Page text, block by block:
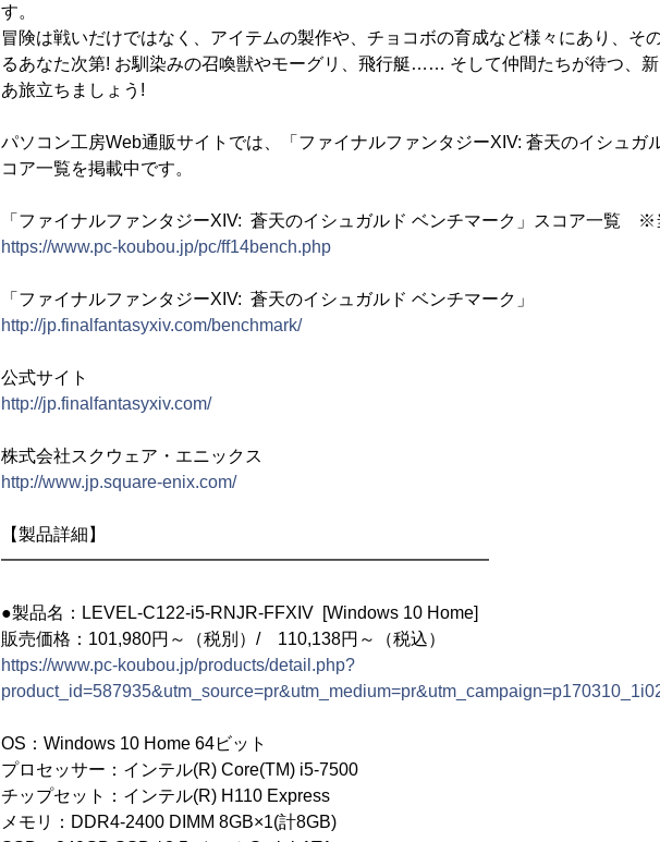
す。
冒険は戦いだけではなく、アイテムの製作や、チョコボの育成など様々にあり、そ
るあなた次第! お馴染みの召喚獣やモーグリ、飛行艇…… そして仲間たちが待つ、
あ旅立ちましょう!
パソコン工房Web通販サイトでは、「ファイナルファンタジーXIV: 蒼天のイシュガ
コア一覧を掲載中です。
「ファイナルファンタジーXIV: 蒼天のイシュガルド ベンチマーク」スコア一覧 ※
https://www.pc-koubou.jp/pc/ff14bench.php
「ファイナルファンタジーXIV: 蒼天のイシュガルド ベンチマーク」
http://jp.finalfantasyxiv.com/benchmark/
公式サイト
http://jp.finalfantasyxiv.com/
株式会社スクウェア・エニックス
http://www.jp.square-enix.com/
【製品詳細】
━━━━━━━━━━━━━━━━━━━━━━━━━━━━
●製品名：LEVEL-C122-i5-RNJR-FFXIV [Windows 10 Home]
販売価格：101,980円～（税別）/ 110,138円～（税込）
https://www.pc-koubou.jp/products/detail.php?
OS：Windows 10 Home 64ビット
プロセッサー：インテル(R) Core(TM) i5-7500
チップセット：インテル(R) H110 Express
メモリ：DDR4-2400 DIMM 8GB×1(計8GB)